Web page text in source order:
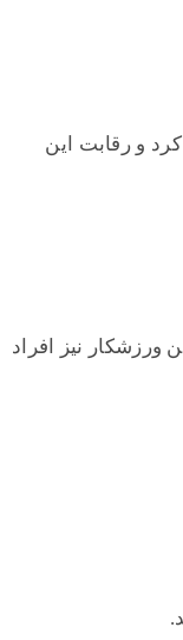
و رقابت این
ورزشکار نیز افراد